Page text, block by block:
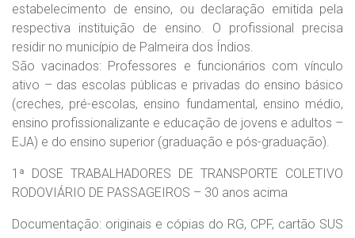
estabelecimento de ensino, ou declaração emitida pela
respectiva instituição de ensino. O profissional precisa
residir no município de Palmeira dos Índios.
São vacinados: Professores e funcionários com vínculo
ativo – das escolas públicas e privadas do ensino básico
(creches, pré-escolas, ensino fundamental, ensino médio,
ensino profissionalizante e educação de jovens e adultos –
EJA) e do ensino superior (graduação e pós-graduação).
1ª DOSE TRABALHADORES DE TRANSPORTE COLETIVO
RODOVIÁRIO DE PASSAGEIROS – 30 anos acima
Documentação: originais e cópias do RG, CPF, cartão SUS